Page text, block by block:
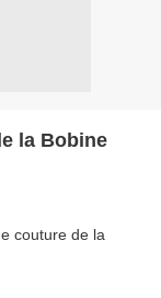
la Bobine